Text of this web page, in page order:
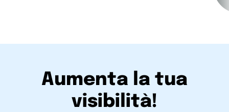
Aumenta la tua
visibilità!